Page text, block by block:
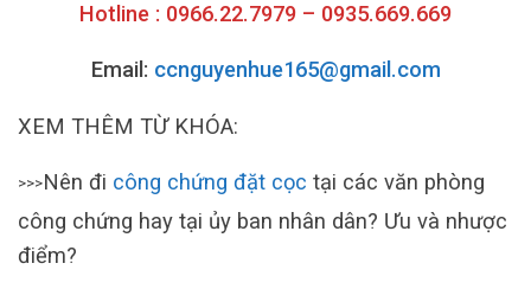
Hotline : 0966.22.7979 – 0935.669.669
Email: ccnguyenhue165@gmail.com
XEM THÊM TỪ KHÓA:
>>>Nên đi công chứng đặt cọc tại các văn phòng
công chứng hay tại ủy ban nhân dân? Ưu và nhược
điểm?